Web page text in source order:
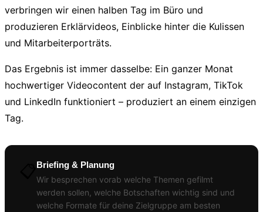
verbringen wir einen halben Tag im Büro und
produzieren Erklärvideos, Einblicke hinter die Kulissen
und Mitarbeiterporträts.
Das Ergebnis ist immer dasselbe: Ein ganzer Monat
hochwertiger Videocontent der auf Instagram, TikTok
und LinkedIn funktioniert – produziert an einem einzigen
Tag.
Briefing & Planung
Wir besprechen vorab welche Themen gefilmt
werden sollen, welche Botschaften wichtig sind und
welche Formate für deine Zielgruppe am besten